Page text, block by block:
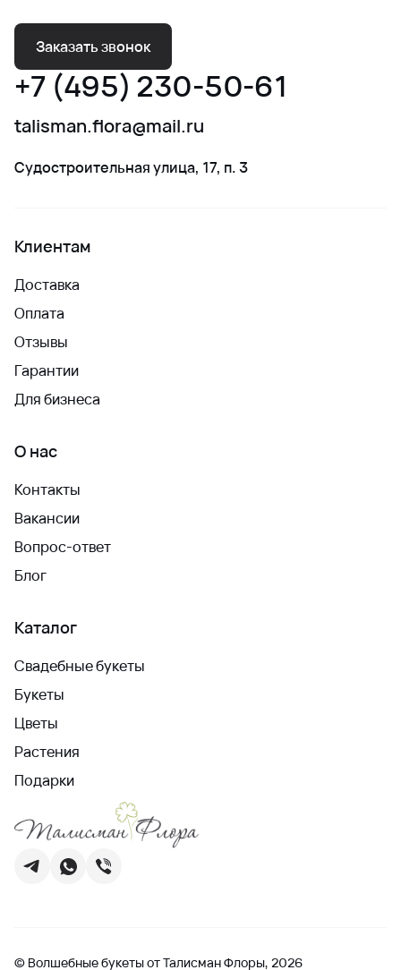
Заказать звонок
+7 (495) 230-50-61
talisman.flora@mail.ru
Судостроительная улица, 17, п. 3
Клиентам
Доставка
Оплата
Отзывы
Гарантии
Для бизнеса
О нас
Контакты
Вакансии
Вопрос-ответ
Блог
Каталог
Свадебные букеты
Букеты
Цветы
Растения
Подарки
© Волшебные букеты от Талисман Флоры, 2026